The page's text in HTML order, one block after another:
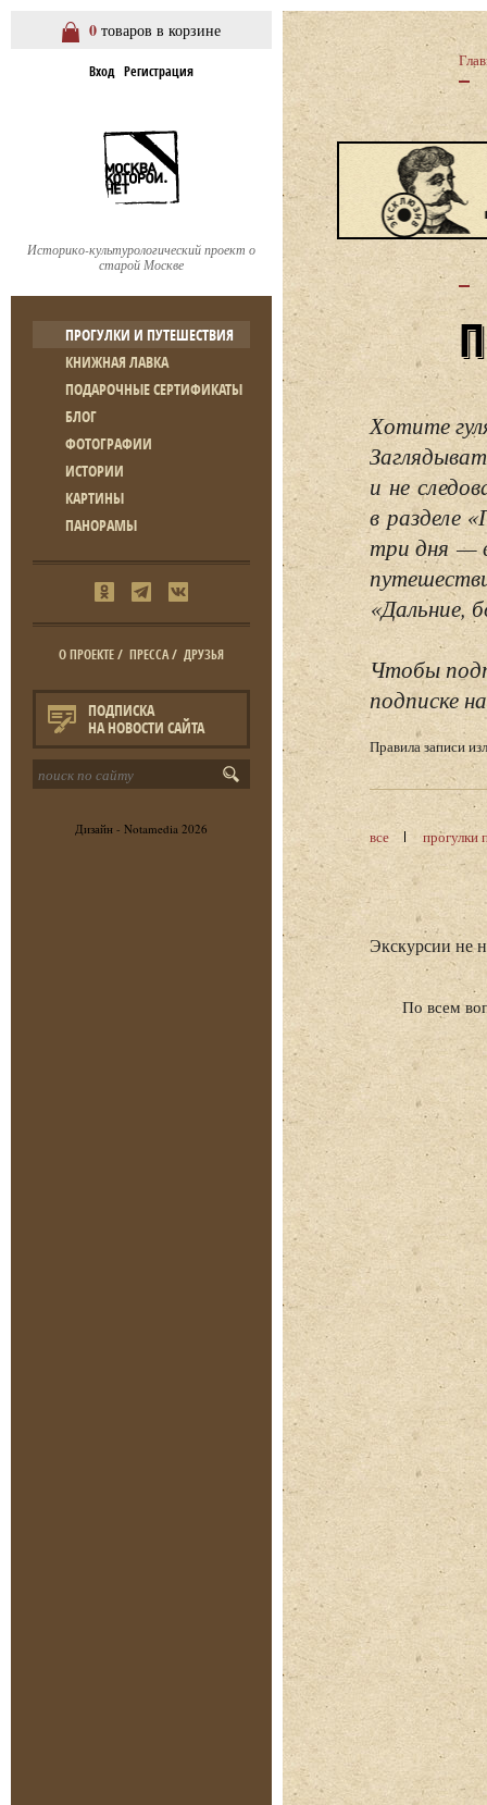
0 товаров в корзине
Вход Регистрация
Историко-культурологический проект о
старой Москве
ПРОГУЛКИ И ПУТЕШЕСТВИЯ
КНИЖНАЯ ЛАВКА
ПОДАРОЧНЫЕ СЕРТИФИКАТЫ
БЛОГ
ФОТОГРАФИИ
ИСТОРИИ
КАРТИНЫ
ПАНОРАМЫ
О ПРОЕКТЕ/ ПРЕССА/ ДРУЗЬЯ
ПОДПИСКА
НА НОВОСТИ САЙТА
Дизайн - Notamedia 2026
Хотите
и не
в разделе
три дня —
«Дальние,
Чтобы
подписке
Правила записи
все прогулки
Экскурсии не
По всем